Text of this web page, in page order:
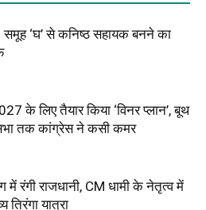
समूह ‘घ’ से कनिष्ठ सहायक बनने का
के लिए तैयार किया ‘विनर प्लान’, बूथ
तक कांग्रेस ने कसी कमर
में रंगी राजधानी, CM धामी के नेतृत्व में
तिरंगा यात्रा